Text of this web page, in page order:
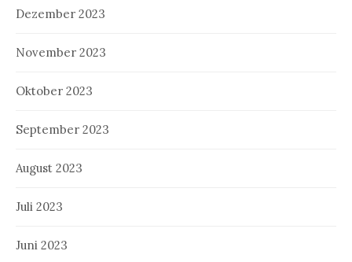
Dezember 2023
November 2023
Oktober 2023
September 2023
August 2023
Juli 2023
Juni 2023